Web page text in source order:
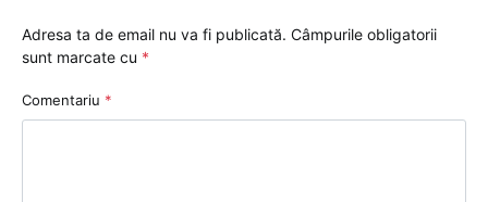
Adresa ta de email nu va fi publicată. Câmpurile obligatorii
sunt marcate cu *
Comentariu *